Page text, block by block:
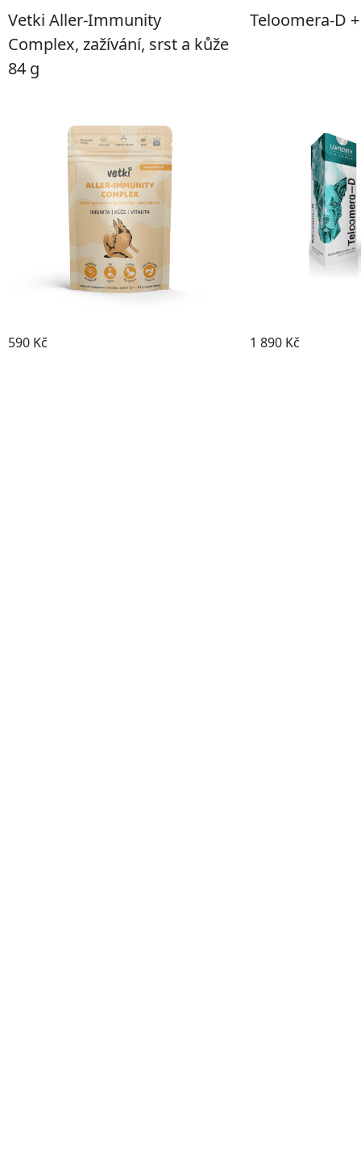
Vetki Aller-Immunity
Complex, zažívání, srst a kůže
84 g
590 Kč
Teloomera-D
1 890 Kč